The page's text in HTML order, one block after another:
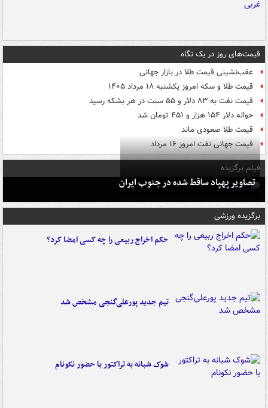
قیمت‌های روز در یک نگاه
عقب‌نشینی قیمت طلا در بازار جهانی
قیمت طلا و سکه امروز یکشنبه ۱۸ مرداد ۱۴۰۵
قیمت نفت به ۸۳ دلار و ۵۵ سنت در هر بشکه رسید
حواله دلار ۱۵۴ هزار و ۴۵۱ تومان شد
قیمت طلا صعودی ماند
قیمت جهانی نفت امروز ۱۶ مرداد
فیلم برگزیده
تصاویر پهپاد ساقط شده در جنوب ایران
برگزیده ورزشی
حکم اخراج ربیعی را چه کسی امضا کرد؟
تیم جدید پورعلی‌گنجی مشخص شد
شوک شبانه به تراکتور با حضور نکونام